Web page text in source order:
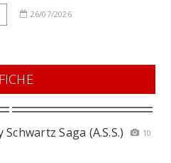
26/07/2026
Saga (A.S.S.)
10